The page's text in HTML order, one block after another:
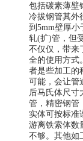
包括碳素薄壁
冷拔钢管其外
到5mm壁厚小
轧(扩)管，但
不仅仅，带来
全的使用方式
者是些加工的
可能，会让管
后马氏体尺寸
管，精密钢管
实体可按标准
游离铁索体数
不够。其他如